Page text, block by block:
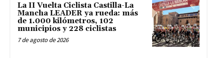
La II Vuelta Ciclista Castilla-La
Mancha LEADER ya rueda: más
de 1.000 kilómetros, 102
municipios y 228 ciclistas
7 de agosto de 2026